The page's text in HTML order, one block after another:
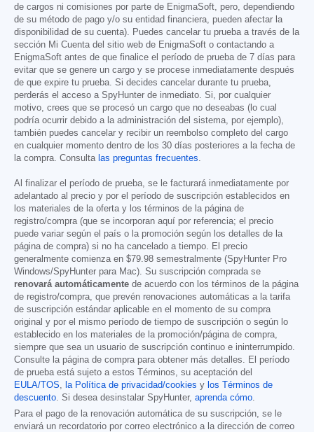
de cargos ni comisiones por parte de EnigmaSoft, pero, dependiendo
de su método de pago y/o su entidad financiera, pueden afectar la
disponibilidad de su cuenta). Puedes cancelar tu prueba a través de la
sección Mi Cuenta del sitio web de EnigmaSoft o contactando a
EnigmaSoft antes de que finalice el período de prueba de 7 días para
evitar que se genere un cargo y se procese inmediatamente después
de que expire tu prueba. Si decides cancelar durante tu prueba,
perderás el acceso a SpyHunter de inmediato. Si, por cualquier
motivo, crees que se procesó un cargo que no deseabas (lo cual
podría ocurrir debido a la administración del sistema, por ejemplo),
también puedes cancelar y recibir un reembolso completo del cargo
en cualquier momento dentro de los 30 días posteriores a la fecha de
la compra. Consulta las preguntas frecuentes
Al finalizar el período de prueba, se le facturará inmediatamente por
adelantado al precio y por el período de suscripción establecidos en
los materiales de la oferta y los términos de la página de
registro/compra (que se incorporan aquí por referencia; el precio
puede variar según el país o la promoción según los detalles de la
página de compra) si no ha cancelado a tiempo. El precio
generalmente comienza en $79.98 semestralmente (SpyHunter Pro
Windows/SpyHunter para Mac). Su suscripción comprada se
renovará automáticamente de acuerdo con los términos de la página
de registro/compra, que prevén renovaciones automáticas a la tarifa
de suscripción estándar aplicable en el momento de su compra
original y por el mismo período de tiempo de suscripción o según lo
establecido en los materiales de la promoción/página de compra,
siempre que sea un usuario de suscripción continuo e ininterrumpido.
Consulte la página de compra para obtener más detalles. El período
de prueba está sujeto a estos Términos, su aceptación del
EULA/TOS
la Política de privacidad/cookies y los Términos de
descuento . Si desea desinstalar SpyHunter, aprenda cómo
Para el pago de la renovación automática de su suscripción, se le
enviará un recordatorio por correo electrónico a la dirección de correo